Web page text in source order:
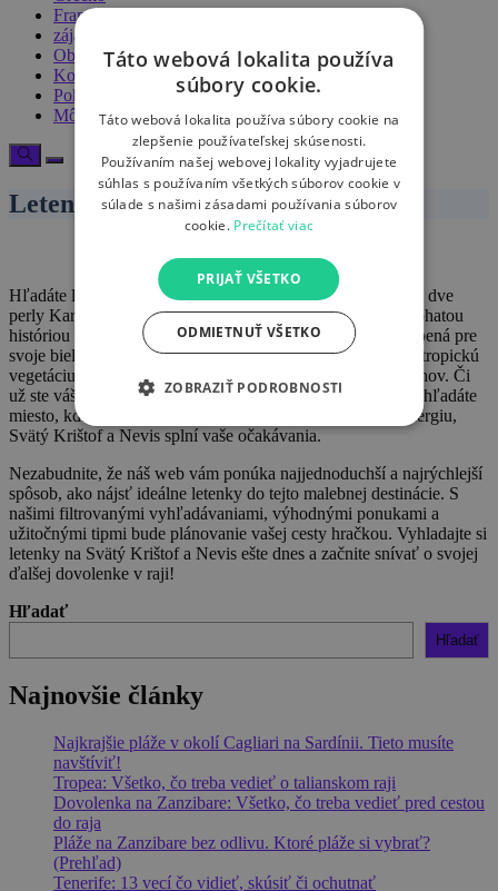
Francúzsko
zájazdy
Obchod
Košík
Pokladňa
Môj účet
Letenky Svätý Krištof a Nevis
Hľadáte letenky do exotického raja? Svätý Krištof a Nevis, dve
perly Karibiku, vás očaria svojou nedotknutou prírodou, bohatou
históriou a uvoľnenou atmosférou. Táto destinácia je obľúbená pre
svoje biele piesočnatépláže, kristáľovo čistú vodu a bujnú tropickú
vegetáciu, ktorá je domovom množstva exotických živočíchov. Či
už ste vášnivým potápačom, milovníkom histórie alebo len hľadáte
miesto, kde by ste si mohli oddýchnuť a načerpať novú energiu,
Svätý Krištof a Nevis splní vaše očakávania.
Nezabudnite, že náš web vám ponúka najjednoduchší a najrýchlejší
spôsob, ako nájsť ideálne letenky do tejto malebnej destinácie. S
našimi filtrovanými vyhľadávaniami, výhodnými ponukami a
užitočnými tipmi bude plánovanie vašej cesty hračkou. Vyhladajte si
letenky na Svätý Krištof a Nevis ešte dnes a začnite snívať o svojej
ďalšej dovolenke v raji!
Hľadať
Hľadať
Najnovšie články
Najkrajšie pláže v okolí Cagliari na Sardínii. Tieto musíte
navštíviť!
Tropea: Všetko, čo treba vedieť o talianskom raji
Dovolenka na Zanzibare: Všetko, čo treba vedieť pred cestou
do raja
Pláže na Zanzibare bez odlivu. Ktoré pláže si vybrať?
(Prehľad)
Tenerife: 13 vecí čo vidieť, skúsiť či ochutnať
Táto webová lokalita používa
súbory cookie.
Táto webová lokalita používa súbory cookie na
zlepšenie používateľskej skúsenosti.
Používaním našej webovej lokality vyjadrujete
súhlas s používaním všetkých súborov cookie v
súlade s našimi zásadami používania súborov
cookie. Prečítať viac
PRIJAŤ VŠETKO
ODMIETNUŤ VŠETKO
ZOBRAZIŤ PODROBNOSTI